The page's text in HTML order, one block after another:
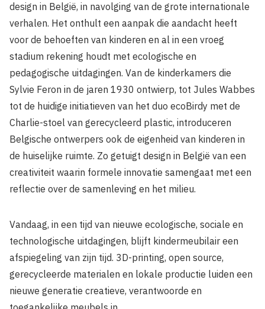
design in België, in navolging van de grote internationale
verhalen. Het onthult een aanpak die aandacht heeft
voor de behoeften van kinderen en al in een vroeg
stadium rekening houdt met ecologische en
pedagogische uitdagingen. Van de kinderkamers die
Sylvie Feron in de jaren 1930 ontwierp, tot Jules Wabbes
tot de huidige initiatieven van het duo ecoBirdy met de
Charlie-stoel van gerecycleerd plastic, introduceren
Belgische ontwerpers ook de eigenheid van kinderen in
de huiselijke ruimte. Zo getuigt design in België van een
creativiteit waarin formele innovatie samengaat met een
reflectie over de samenleving en het milieu.
Vandaag, in een tijd van nieuwe ecologische, sociale en
technologische uitdagingen, blijft kindermeubilair een
afspiegeling van zijn tijd. 3D-printing, open source,
gerecycleerde materialen en lokale productie luiden een
nieuwe generatie creatieve, verantwoorde en